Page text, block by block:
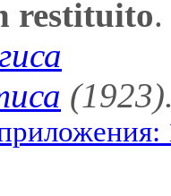
restituito.